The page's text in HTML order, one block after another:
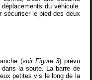
du véhicule.
sécuriser le pied des deux
(voir Figure 3) prévu
la soute. La barre de
petites vis le long de la